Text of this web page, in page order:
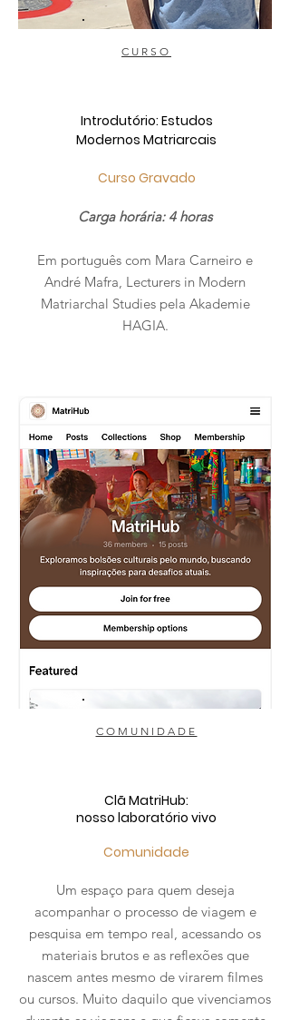
CURSO
Introdutório: Estudos
Modernos Matriarcais​
Curso Gravado
Carga horária: 4 horas
Em português com Mara Carneiro e
André Mafra, Lecturers in Modern
Matriarchal Studies pela Akademie
HAGIA.
COMUNIDADE
Clã MatriHub:
nosso laboratório vivo
Comunidade
Um espaço para quem deseja
acompanhar o processo de viagem e
pesquisa em tempo real, acessando os
materiais brutos e as reflexões que
nascem antes mesmo de virarem filmes
ou cursos. Muito daquilo que vivenciamos